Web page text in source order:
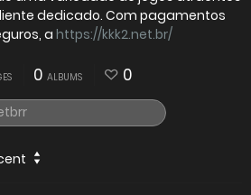
dedicado. Com pagamentos
a https://kkk2.net.br/
0 ALBUMS 0